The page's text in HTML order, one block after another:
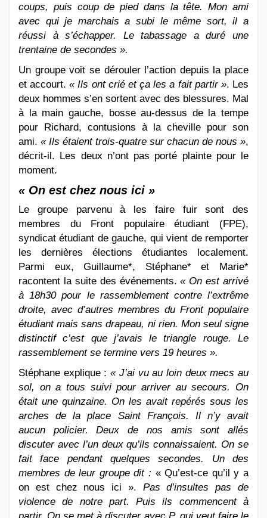
coups, puis coup de pied dans la tête. Mon ami
avec qui je marchais a subi le même sort, il a
réussi à s’échapper. Le tabassage a duré une
trentaine de secondes ».
Un groupe voit se dérouler l’action depuis la place
et accourt. « Ils ont crié et ça les a fait partir ». Les
deux hommes s’en sortent avec des blessures. Mal
à la main gauche, bosse au-dessus de la tempe
pour Richard, contusions à la cheville pour son
ami. « Ils étaient trois-quatre sur chacun de nous »,
décrit-il. Les deux n’ont pas porté plainte pour le
moment.
« On est chez nous ici »
Le groupe parvenu à les faire fuir sont des
membres du Front populaire étudiant (FPE),
syndicat étudiant de gauche, qui vient de remporter
les dernières élections étudiantes localement.
Parmi eux, Guillaume*, Stéphane* et Marie*
racontent la suite des événements. « On est arrivé
à 18h30 pour le rassemblement contre l’extrême
droite, avec d’autres membres du Front populaire
étudiant mais sans drapeau, ni rien. Mon seul signe
distinctif c’est que j’avais le triangle rouge. Le
rassemblement se termine vers 19 heures ».
Stéphane explique :« J’ai vu au loin deux mecs au
sol, on a tous suivi pour arriver au secours. On
était une quinzaine. On les avait repérés sous les
arches de la place Saint François. Il n’y avait
aucun policier. Deux de nos amis sont allés
discuter avec l’un deux qu’ils connaissaient. On se
fait face pendant quelques secondes. Un des
membres de leur groupe dit : « Qu’est-ce qu’il y a
on est chez nous ici ». Pas d’insultes pas de
violence de notre part. Puis ils commencent à